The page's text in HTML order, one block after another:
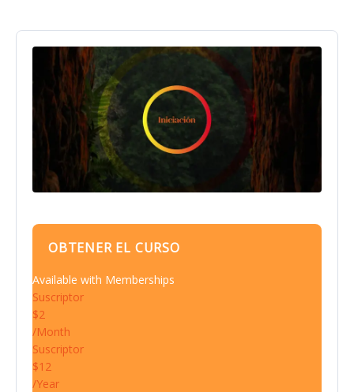
OBTENER EL CURSO
Available with Memberships
Suscriptor
$2
/Month
Suscriptor
$12
/Year